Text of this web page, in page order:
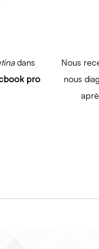
dans
pro
Nous
nous